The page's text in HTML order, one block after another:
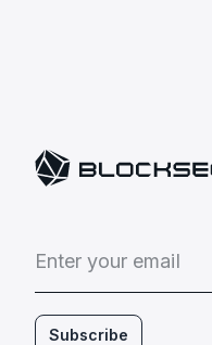
Enter your email
Subscribe